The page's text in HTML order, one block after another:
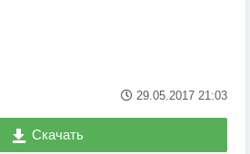
29.05.2017 21:03
Скачать